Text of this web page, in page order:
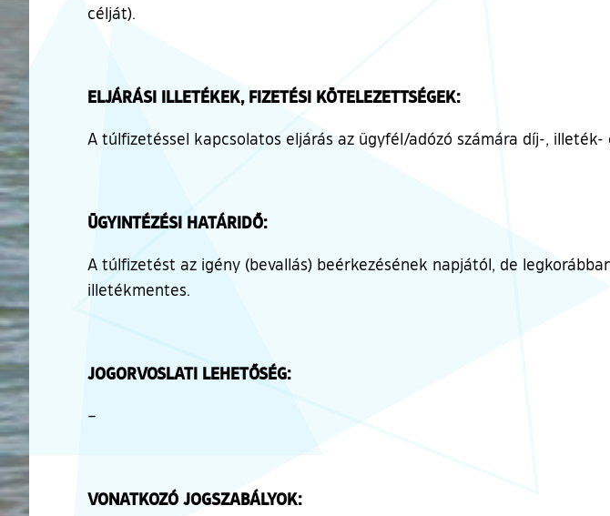
célját).
ELJÁRÁSI ILLETÉKEK, FIZETÉSI KÖTELEZETTSÉGEK:
A túlfizetéssel kapcsolatos eljárás az ügyfél/adózó számára díj-, illeték-
ÜGYINTÉZÉSI HATÁRIDŐ:
A túlfizetést az igény (bevallás) beérkezésének napjától, de
illetékmentes.
JOGORVOSLATI LEHETŐSÉG:
–
VONATKOZÓ JOGSZABÁLYOK: